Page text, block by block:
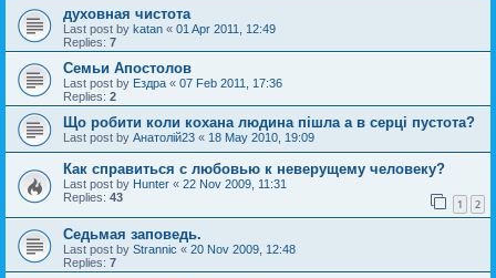
духовная чистота
Last post by katan « 01 Apr 2011, 12:49
Replies: 7
Семьи Апостолов
Last post by Ездра « 07 Feb 2011, 17:36
Replies: 2
Що робити коли кохана людина пішла а в серці пустота?
Last post by Анатолій23 « 18 May 2010, 19:09
Как справиться с любовью к неверущему человеку?
Last post by Hunter « 22 Nov 2009, 11:31
Replies: 43 1 2
Седьмая заповедь.
Last post by Strannic « 20 Nov 2009, 12:48
Replies: 7